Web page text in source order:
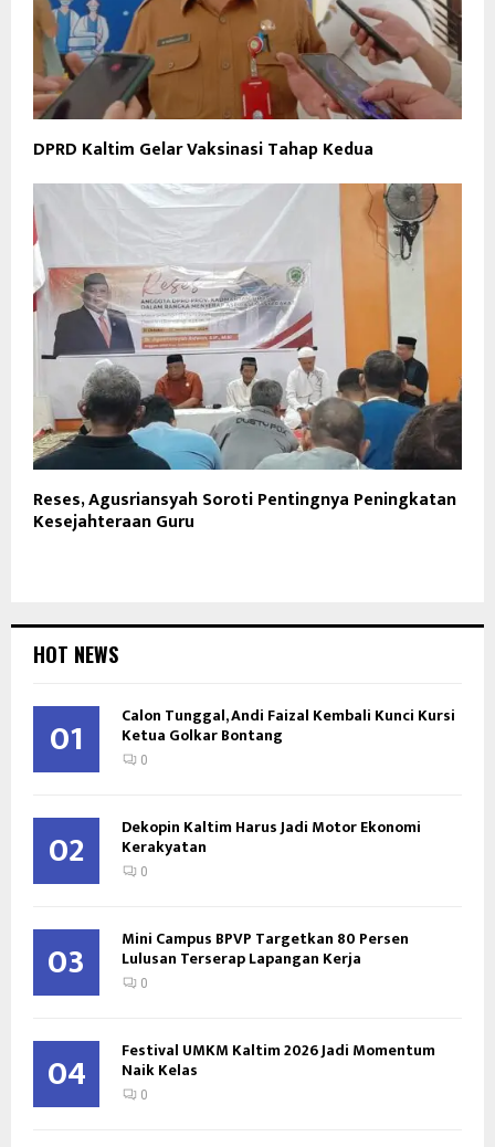
DPRD Kaltim Gelar Vaksinasi Tahap Kedua
Reses, Agusriansyah Soroti Pentingnya Peningkatan
Kesejahteraan Guru
HOT NEWS
01 Calon Tunggal, Andi Faizal Kembali Kunci Kursi
Ketua Golkar Bontang
0
02 Dekopin Kaltim Harus Jadi Motor Ekonomi
Kerakyatan
0
03 Mini Campus BPVP Targetkan 80 Persen
Lulusan Terserap Lapangan Kerja
0
04 Festival UMKM Kaltim 2026 Jadi Momentum
Naik Kelas
0